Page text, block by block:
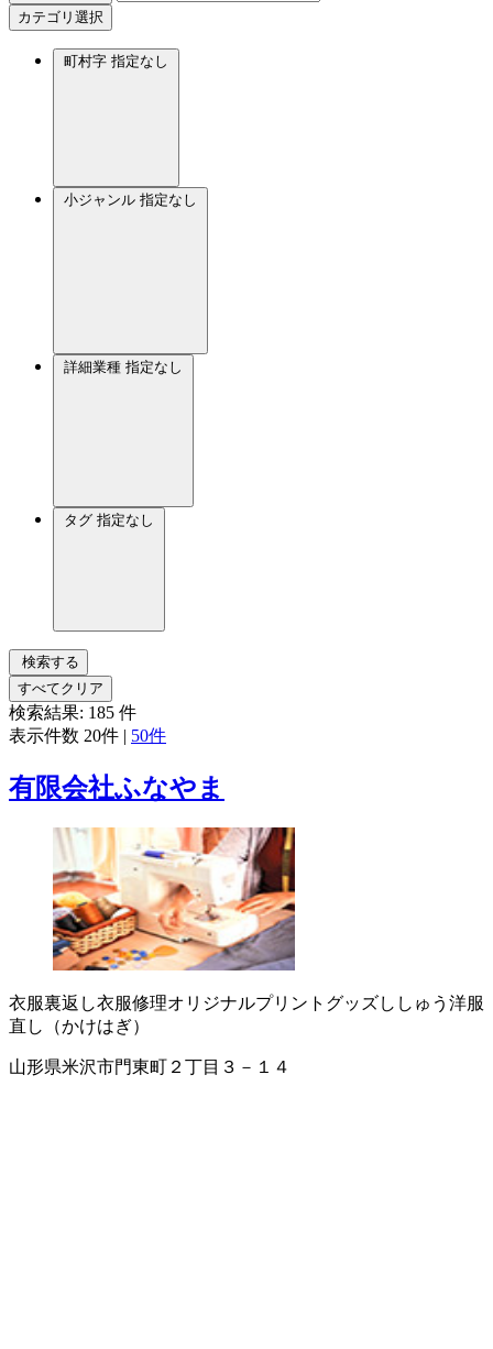
カテゴリ選択
町村字 指定なし
小ジャンル 指定なし
詳細業種 指定なし
タグ 指定なし
検索する
すべてクリア
検索結果: 185 件
表示件数 20件 | 50件
有限会社ふなやま
衣服裏返し衣服修理オリジナルプリントグッズししゅう 洋服
直し（かけはぎ）
山形県米沢市門東町２丁目３－１４